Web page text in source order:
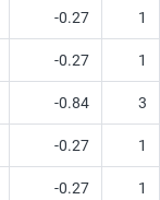
-0.27 1
-0.27 1
-0.84 3
-0.27 1
-0.27 1